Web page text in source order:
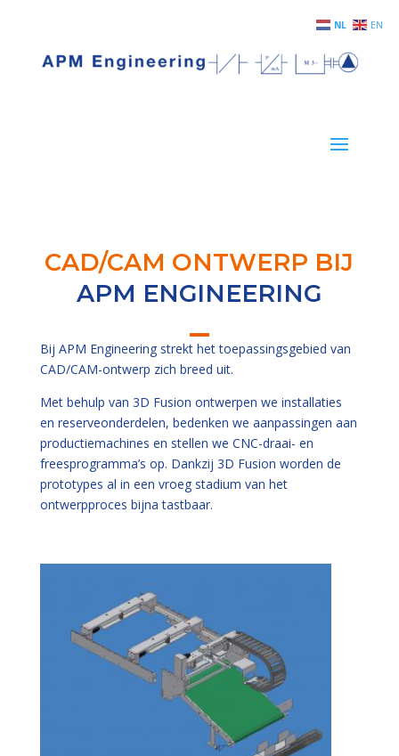
CAD/CAM ONTWERP BIJ
APM ENGINEERING
Bij APM Engineering strekt het toepassingsgebied van
CAD/CAM-ontwerp zich breed uit.
Met behulp van 3D Fusion ontwerpen we installaties
en reserveonderdelen, bedenken we aanpassingen aan
productiemachines en stellen we CNC-draai- en
freesprogramma’s op. Dankzij 3D Fusion worden de
prototypes al in een vroeg stadium van het
ontwerpproces bijna tastbaar.
NL EN